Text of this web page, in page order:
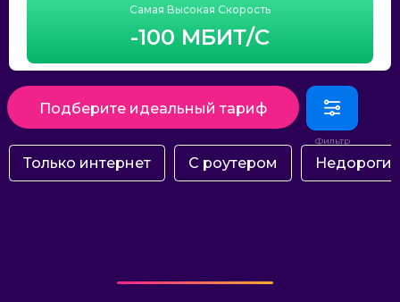
Самая Высокая Скорость
-100 МБИТ/С
Подберите идеальный тариф
Только интернет С роутером Недорогие